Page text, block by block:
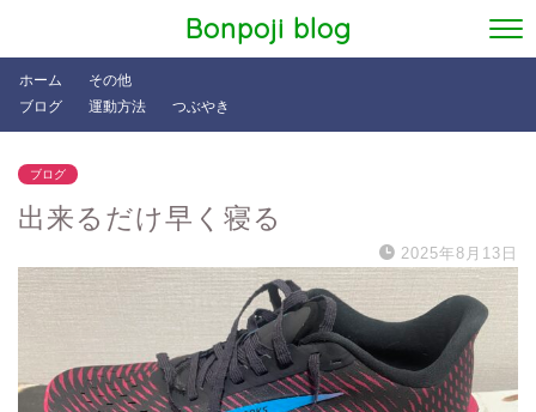
Bonpoji blog
ホーム
ブログ
その他
運動方法
つぶやき
ブログ
出来るだけ早く寝る
2025年8月13日